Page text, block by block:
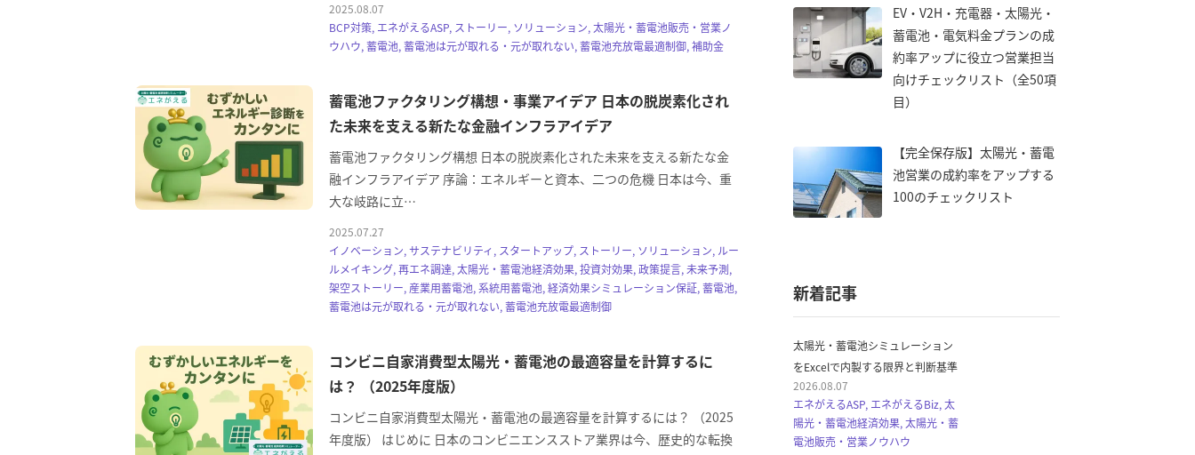
2025.08.07
BCP対策, エネがえるASP, ストーリー, ソリューション, 太陽光・蓄電池販売・営業ノ
ウハウ, 蓄電池, 蓄電池は元が取れる・元が取れない, 蓄電池充放電最適制御, 補助金
蓄電池ファクタリング構想・事業アイデア 日本の脱炭素化され
た未来を支える新たな金融インフラアイデア
蓄電池ファクタリング構想 日本の脱炭素化された未来を支える新たな金
融インフラアイデア 序論：エネルギーと資本、二つの危機 日本は今、重
大な岐路に立…
2025.07.27
イノベーション, サステナビリティ, スタートアップ, ストーリー, ソリューション, ルー
ルメイキング, 再エネ調達, 太陽光・蓄電池経済効果, 投資対効果, 政策提言, 未来予測,
架空ストーリー, 産業用蓄電池, 系統用蓄電池, 経済効果シミュレーション保証, 蓄電池,
蓄電池は元が取れる・元が取れない, 蓄電池充放電最適制御
コンビニ自家消費型太陽光・蓄電池の最適容量を計算するに
は？ （2025年度版）
コンビニ自家消費型太陽光・蓄電池の最適容量を計算するには？ （2025
年度版） はじめに 日本のコンビニエンスストア業界は今、歴史的な転換
EV・V2H・充電器・太陽光・
蓄電池・電気料金プランの成
約率アップに役立つ営業担当
向けチェックリスト（全50項
目）
【完全保存版】太陽光・蓄電
池営業の成約率をアップする
100のチェックリスト
新着記事
太陽光・蓄電池シミュレーション
をExcelで内製する限界と判断基準
2026.08.07
エネがえるASP, エネがえるBiz, 太
陽光・蓄電池経済効果, 太陽光・蓄
電池販売・営業ノウハウ